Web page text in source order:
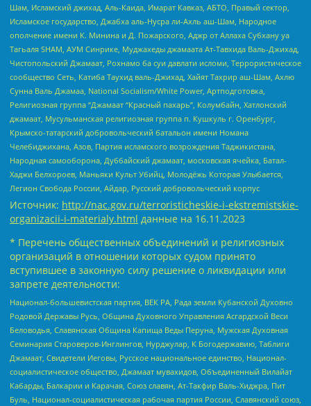
Шам, Исламский джихад, Аль-Каида, Имарат Кавказ, АБТО, Правый сектор,
Исламское государство, Джабха аль-Нусра ли-Ахль аш-Шам, Народное
ополчение имени К. Минина и Д. Пожарского, Аджр от Аллаха Субхану уа
Тагьаля SHAM, АУМ Синрике, Муджахеды джамаата Ат-Тавхида Валь-Джихад,
Чистопольский Джамаат, Рохнамо ба суи давлати исломи, Террористическое
сообщество Сеть, Катиба Таухид валь-Джихад, Хайят Тахрир аш-Шам, Ахлю
Сунна Валь Джамаа, National Socialism/White Power, Артподготовка,
Религиозная группа “Джамаат “Красный пахарь”, Колумбайн, Хатлонский
джамаат, Мусульманская религиозная группа п. Кушкуль г. Оренбург,
Крымско-татарский добровольческий батальон имени Номана
Челебиджихана, Азов, Партия исламского возрождения Таджикистана,
Народная самооборона, Дуббайский джамаат, московская ячейка, Батал-
Хаджи Белхороев, Маньяки Культ Убийц, Молодёжь Которая Улыбается,
Легион Свобода России, Айдар, Русский добровольческий корпус
Источник: http://nac.gov.ru/terroristicheskie-i-ekstremistskie-
organizacii-i-materialy.html данные на 16.11.2023
* Перечень общественных объединений и религиозных
организаций в отношении которых судом принято
вступившее в законную силу решение о ликвидации или
запрете деятельности:
Национал-большевистская партия, ВЕК РА, Рада земли Кубанской Духовно
Родовой Державы Русь, Община Духовного Управления Асгардской Веси
Беловодья, Славянская Община Капища Веды Перуна, Мужская Духовная
Семинария Староверов-Инглингов, Нурджулар, К Богодержавию, Таблиги
Джамаат, Свидетели Иеговы, Русское национальное единство, Национал-
социалистическое общество, Джамаат мувахидов, Объединенный Вилайат
Кабарды, Балкарии и Карачая, Союз славян, Ат-Такфир Валь-Хиджра, Пит
Буль, Национал-социалистическая рабочая партия России, Славянский союз,